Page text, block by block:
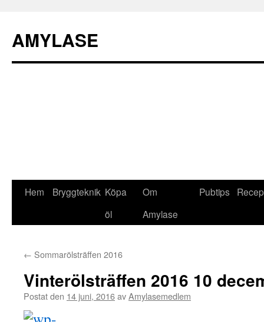
AMYLASE
Hoppa
Hem Bryggteknik Köpa
öl
Om
Amylase
Pubtips
← Sommarölsträffen 2016
Vinterölsträffen 2016 10
Postat den 14 juni, 2016avAmylasemedlem